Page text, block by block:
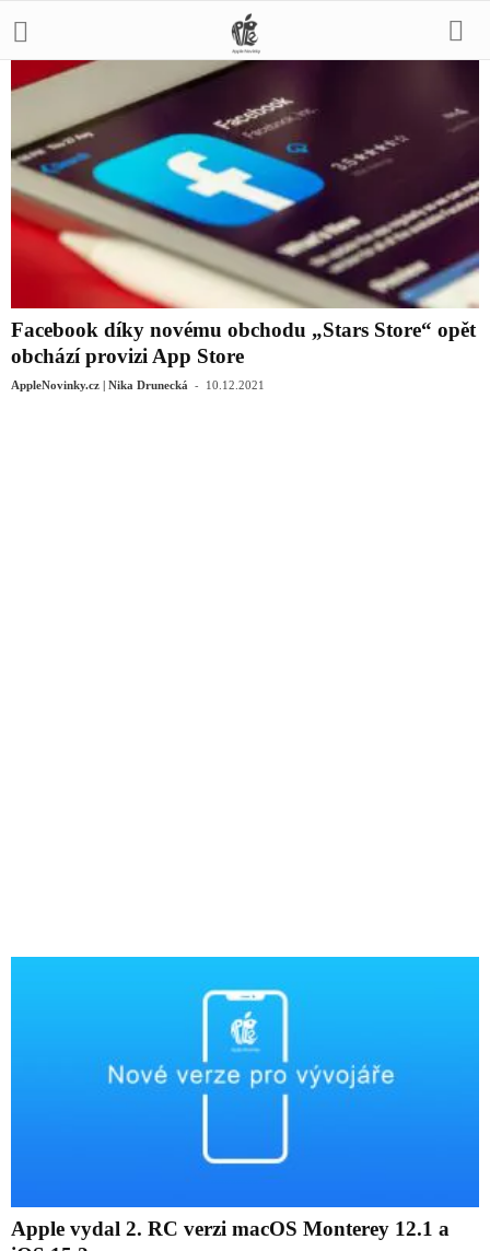
Facebook díky novému obchodu „Stars Store“ opět
obchází provizi App Store
AppleNovinky.cz | Nika Drunecká - 10.12.2021
Apple vydal 2. RC verzi macOS Monterey 12.1 a